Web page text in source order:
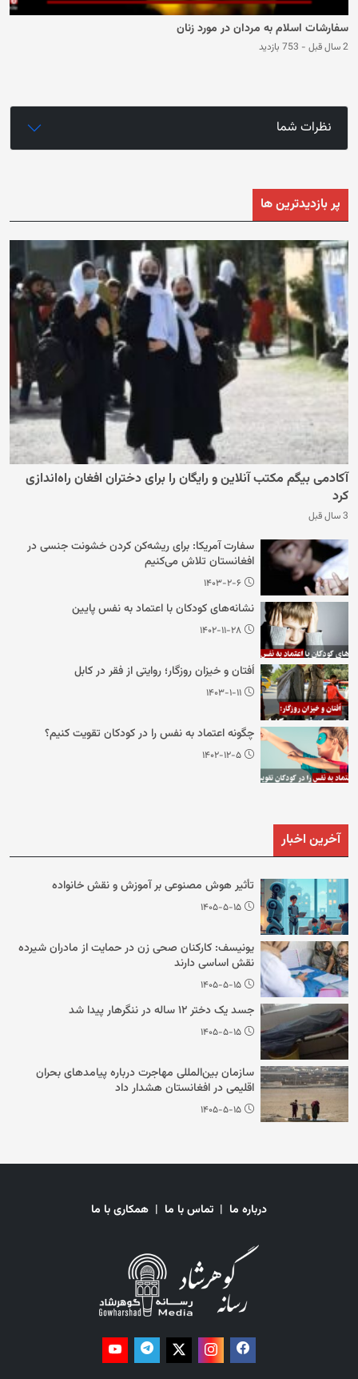
سفارشات اسلام به مردان در مورد زنان
2 سال قبل - 753 بازدید
نظرات شما
پر بازدیدترین ها
آکادمی بیگم مکتب آنلاین و رایگان را برای دختران افغان راه‌اندازی
کرد
3 سال قبل
سفارت آمریکا: برای ریشه‌کن کردن خشونت جنسی در
افغانستان تلاش می‌کنیم
۱۴۰۳-۲-۶
نشانه‌های کودکان با اعتماد به نفس پایین
۱۴۰۲-۱۱-۲۸
اُفتان و خیزان روزگار؛ روایتی از فقر در کابل
۱۴۰۳-۱-۱۱
چگونه اعتماد به نفس را در کودکان تقویت کنیم؟
۱۴۰۲-۱۲-۵
آخرین اخبار
تأثیر هوش مصنوعی بر آموزش و نقش خانواده
۱۴۰۵-۵-۱۵
یونیسف: کارکنان صحی زن در حمایت از مادران شیرده
نقش اساسی دارند
۱۴۰۵-۵-۱۵
جسد یک دختر ۱۲ ساله در ننگرهار پیدا شد
۱۴۰۵-۵-۱۵
سازمان بین‌المللی مهاجرت درباره پیامدهای بحران
اقلیمی در افغانستان هشدار داد
۱۴۰۵-۵-۱۵
درباره ما | تماس با ما | همکاری با ما